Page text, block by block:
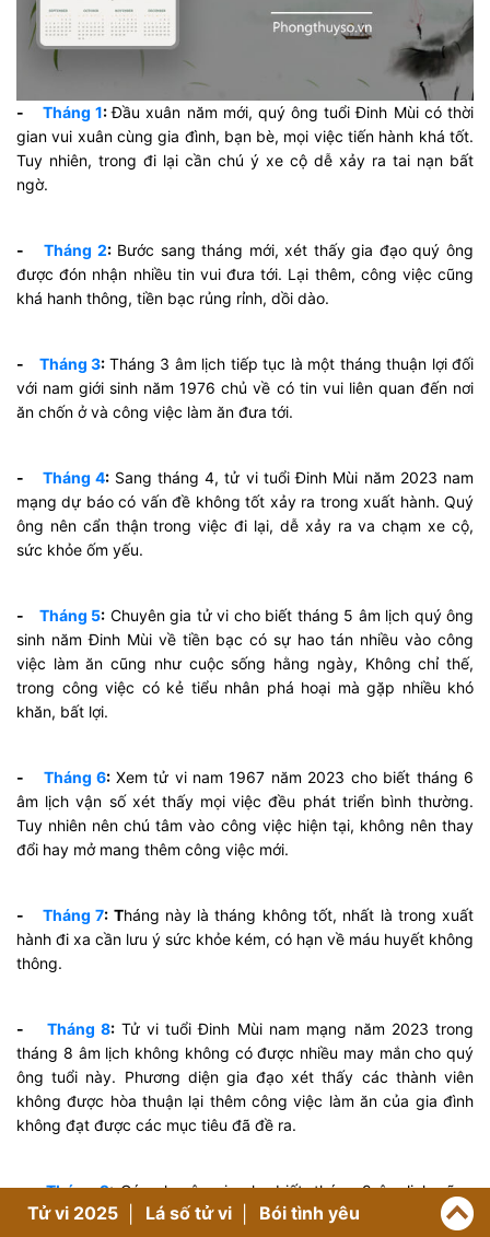
- Tháng 1:Đầu xuân năm mới, quý ông tuổi Đinh Mùi có thời
gian vui xuân cùng gia đình, bạn bè, mọi việc tiến hành khá tốt.
Tuy nhiên, trong đi lại cần chú ý xe cộ dễ xảy ra tai nạn bất
ngờ.
-Tháng 2:Bước sang tháng mới, xét thấy gia đạo quý ông
được đón nhận nhiều tin vui đưa tới. Lại thêm, công việc cũng
khá hanh thông, tiền bạc rủng rỉnh, dồi dào.
- Tháng 3: Tháng 3 âm lịch tiếp tục là một tháng thuận lợi đối
với nam giới sinh năm 1976 chủ về có tin vui liên quan đến nơi
ăn chốn ở và công việc làm ăn đưa tới.
- Tháng 4: Sang tháng 4, tử vi tuổi Đinh Mùi năm 2023 nam
mạng dự báo có vấn đề không tốt xảy ra trong xuất hành. Quý
ông nên cẩn thận trong việc đi lại, dễ xảy ra va chạm xe cộ,
sức khỏe ốm yếu.
- Tháng 5: Chuyên gia tử vi cho biết tháng 5 âm lịch quý ông
sinh năm Đinh Mùi về tiền bạc có sự hao tán nhiều vào công
việc làm ăn cũng như cuộc sống hằng ngày, Không chỉ thế,
trong công việc có kẻ tiểu nhân phá hoại mà gặp nhiều khó
khăn, bất lợi.
- Tháng 6: Xem tử vi nam 1967 năm 2023 cho biết tháng 6
âm lịch vận số xét thấy mọi việc đều phát triển bình thường.
Tuy nhiên nên chú tâm vào công việc hiện tại, không nên thay
đổi hay mở mang thêm công việc mới.
-Tháng 7: Tháng này là tháng không tốt, nhất là trong xuất
hành đi xa cần lưu ý sức khỏe kém, có hạn về máu huyết không
thông.
-Tháng 8: Tử vi tuổi Đinh Mùi nam mạng năm 2023 trong
tháng 8 âm lịch không không có được nhiều may mắn cho quý
ông tuổi này. Phương diện gia đạo xét thấy các thành viên
không được hòa thuận lại thêm công việc làm ăn của gia đình
không đạt được các mục tiêu đã đề ra.
-Tháng 9:Các chuyên gia cho biết, tháng 9 âm lịch cũng
không phải là tháng thuận lợi đối với nam mạng tuổi Đinh Mùi
Tử vi 2025 Lá số tử vi Bói tình yêu